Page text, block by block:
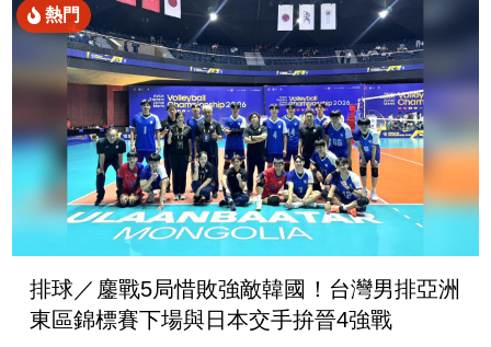
熱門
排球／鏖戰5局惜敗強敵韓國！台灣男排亞洲
東區錦標賽下場與日本交手拚晉4強戰